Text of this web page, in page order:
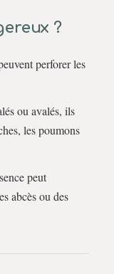
?
perforer les
ou avalés, ils
les poumons
peut
abcès ou des